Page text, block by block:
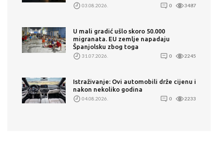
03.08.2026. 0 3487
U mali gradić ušlo skoro 50.000
migranata. EU zemlje napadaju
Španjolsku zbog toga
31.07.2026. 0 2245
Istraživanje: Ovi automobili drže cijenu i
nakon nekoliko godina
04.08.2026. 0 2233